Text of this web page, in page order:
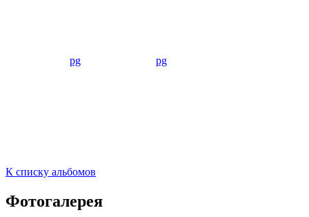
К списку альбомов
Фотогалерея